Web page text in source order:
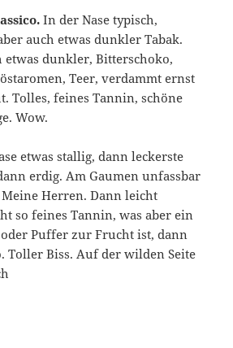
In der Nase typisch,
auch etwas dunkler Tabak.
etwas dunkler, Bitterschoko,
Teer, verdammt ernst
Tolles, feines Tannin, schöne
Wow.
etwas stallig, dann leckerste
erdig. Am Gaumen unfassbar
Herren. Dann leicht
so feines Tannin, was aber ein
Puffer zur Frucht ist, dann
Toller Biss. Auf der wilden Seite